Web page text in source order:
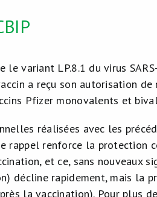
le variant LP.8.1 du virus
a reçu son autorisation
Pfizer monovalents et
réalisées avec les
rappel renforce la protection
et ce, sans nouveaux
décline rapidement, mais la
la vaccination). Pour plus